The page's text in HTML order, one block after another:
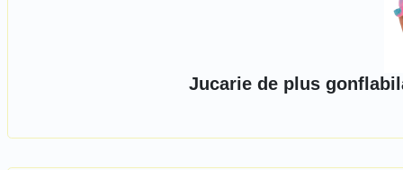
Jucarie de plus